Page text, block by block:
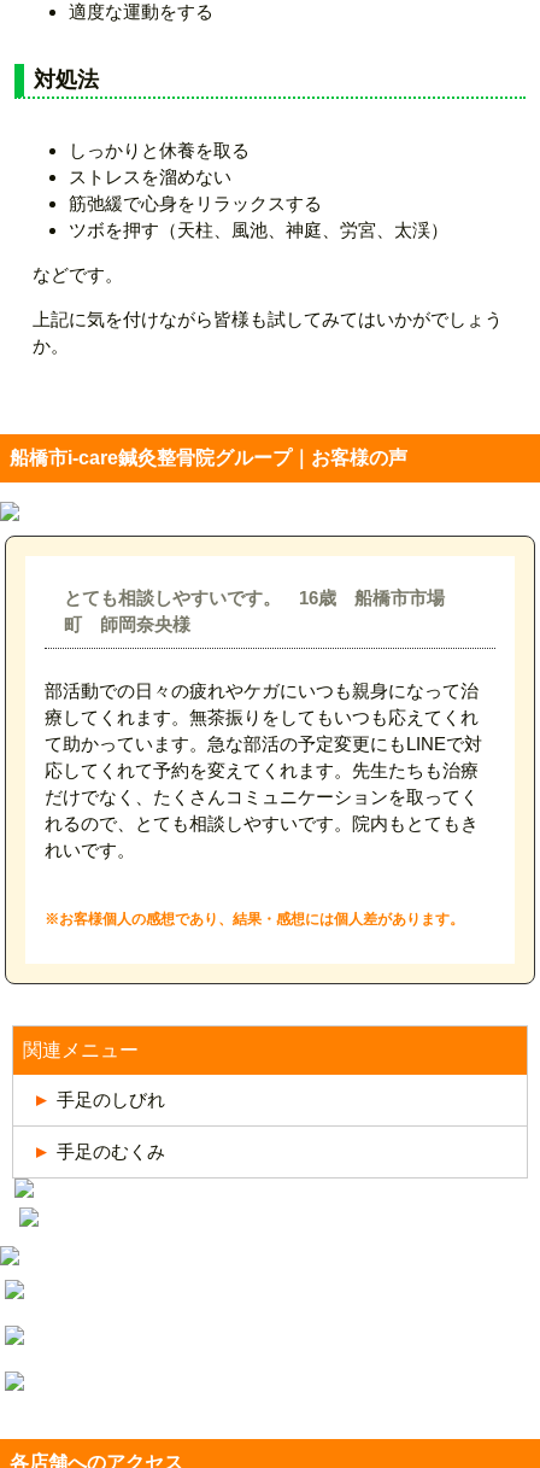
適度な運動をする
対処法
しっかりと休養を取る
ストレスを溜めない
筋弛緩で心身をリラックスする
ツボを押す（天柱、風池、神庭、労宮、太渓）
などです。
上記に気を付けながら皆様も試してみてはいかがでしょう
か。
船橋市i-care鍼灸整骨院グループ｜お客様の声
とても相談しやすいです。 16歳 船橋市市場
町 師岡奈央様
部活動での日々の疲れやケガにいつも親身になって治
療してくれます。無茶振りをしてもいつも応えてくれ
て助かっています。急な部活の予定変更にもLINEで対
応してくれて予約を変えてくれます。先生たちも治療
だけでなく、たくさんコミュニケーションを取ってく
れるので、とても相談しやすいです。院内もとてもき
れいです。
※お客様個人の感想であり、結果・感想には個人差があります。
関連メニュー
手足のしびれ
手足のむくみ
各店舗へのアクセス